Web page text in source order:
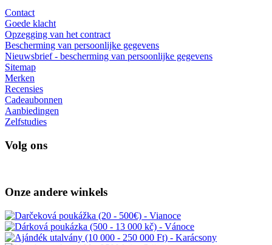
Contact
Goede klacht
Opzegging van het contract
Bescherming van persoonlijke gegevens
Nieuwsbrief - bescherming van persoonlijke gegevens
Sitemap
Merken
Recensies
Cadeaubonnen
Aanbiedingen
Zelfstudies
Volg ons
Onze andere winkels